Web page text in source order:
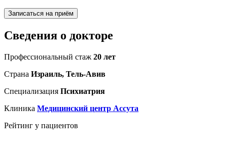
Записаться на приём
Сведения о докторе
Профессиональный стаж 20 лет
Страна Израиль, Тель-Авив
Специализация Психиатрия
Клиника Медицинский центр Ассута
Рейтинг у пациентов